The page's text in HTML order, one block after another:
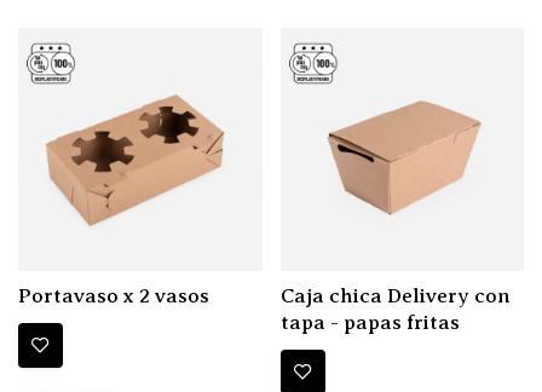
Portavaso x 2 vasos
Caja chica Delivery con
tapa - papas fritas